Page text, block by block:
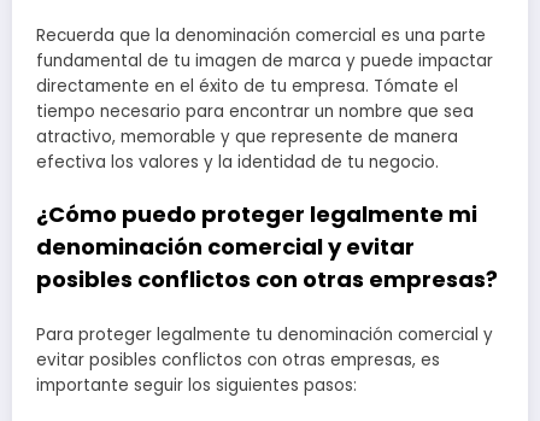
Recuerda que la denominación comercial es una parte
fundamental de tu imagen de marca y puede impactar
directamente en el éxito de tu empresa. Tómate el
tiempo necesario para encontrar un nombre que sea
atractivo, memorable y que represente de manera
efectiva los valores y la identidad de tu negocio.
¿Cómo puedo proteger legalmente mi
denominación comercial y evitar
posibles conflictos con otras empresas?
Para proteger legalmente tu denominación comercial y
evitar posibles conflictos con otras empresas, es
importante seguir los siguientes pasos: